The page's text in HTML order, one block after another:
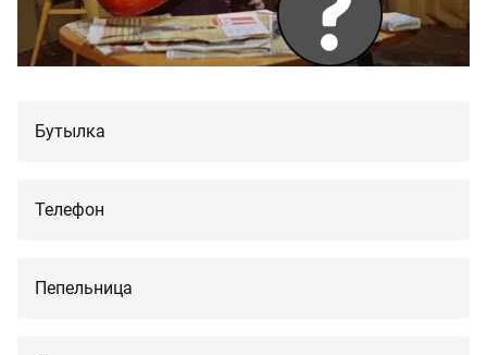
Бутылка
Телефон
Пепельница